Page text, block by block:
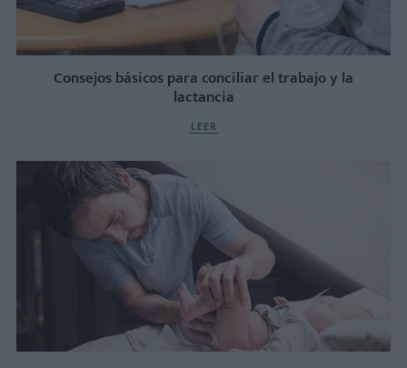
Consejos básicos para conciliar el trabajo y la
lactancia
LEER